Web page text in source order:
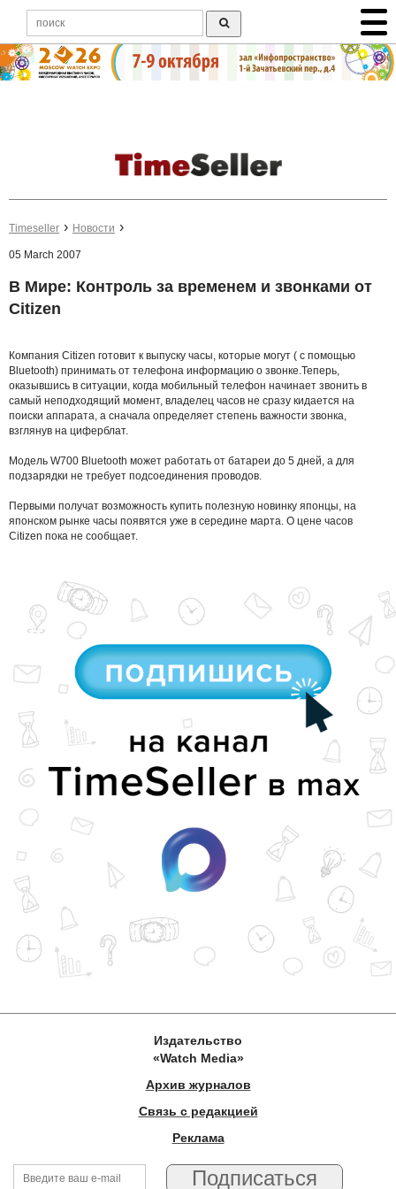
Timeseller Новости
05 March 2007
В Мире: Контроль за временем и звонками от
Citizen
Компания Citizen готовит к выпуску часы, которые могут ( с помощью
Bluetooth) принимать от телефона информацию о звонке.Теперь,
оказывшись в ситуации, когда мобильный телефон начинает звонить в
самый неподходящий момент, владелец часов не сразу кидается на
поиски аппарата, а сначала определяет степень важности звонка,
взглянув на циферблат.
Модель W700 Bluetooth может работать от батареи до 5 дней, а для
подзарядки не требует подсоединения проводов.
Первыми получат возможность купить полезную новинку японцы, на
японском рынке часы появятся уже в середине марта. О цене часов
Citizen пока не сообщает.
Издательство
«Watch Media»
Архив журналов
Связь с редакцией
Реклама